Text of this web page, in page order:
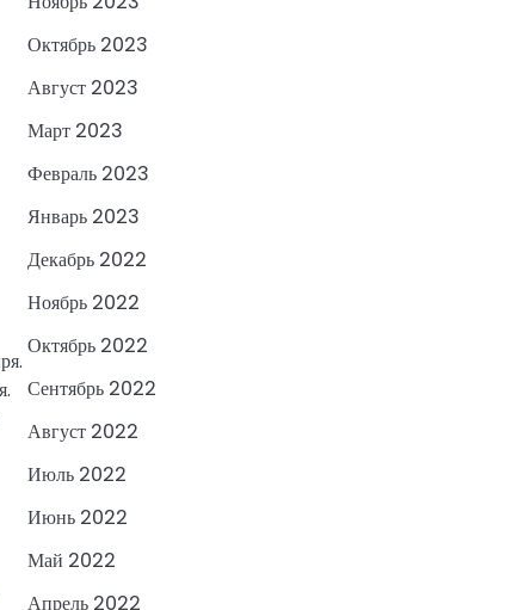
Октябрь 2023
Август 2023
Март 2023
Февраль 2023
Январь 2023
Декабрь 2022
Ноябрь 2022
Октябрь 2022
Сентябрь 2022
Август 2022
Июль 2022
Июнь 2022
Май 2022
Апрель 2022